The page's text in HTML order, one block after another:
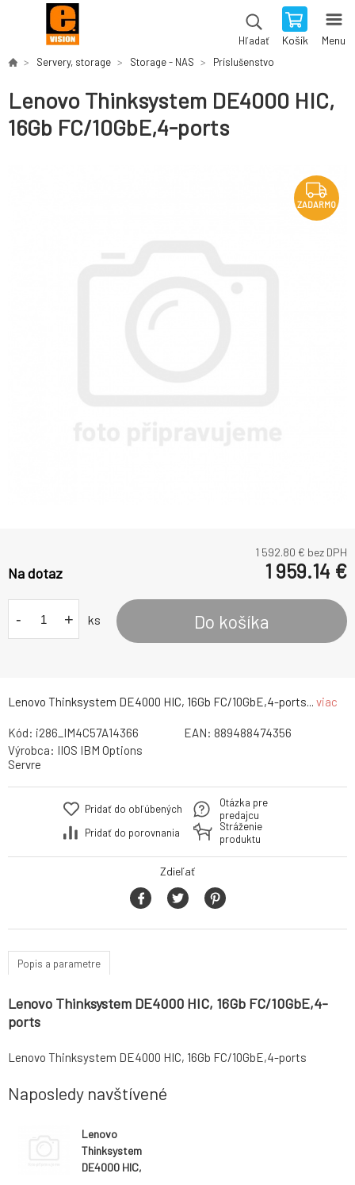
Hľadať Košík Menu
Servery, storage Storage - NAS Príslušenstvo
Lenovo Thinksystem DE4000 HIC,
16Gb FC/10GbE,4-ports
ZADARMO
Lenovo Thinksystem DE4000 HIC, 16Gb FC/10GbE,4-ports... viac
1 592.80 € bez DPH
Na dotaz 1 959.14 €
- + ks Do košíka
Kód: i286_IM4C57A14366 EAN: 889488474356
Výrobca: IIOS IBM Options
Servre
Pridať do obľúbených
Pridať do porovnania
Otázka pre
predajcu
Stráženie
produktu
Zdieľať
Popis a parametre
Lenovo Thinksystem DE4000 HIC, 16Gb FC/10GbE,4-
ports
Lenovo Thinksystem DE4000 HIC, 16Gb FC/10GbE,4-ports
Naposledy navštívené
Lenovo
Thinksystem
DE4000 HIC,